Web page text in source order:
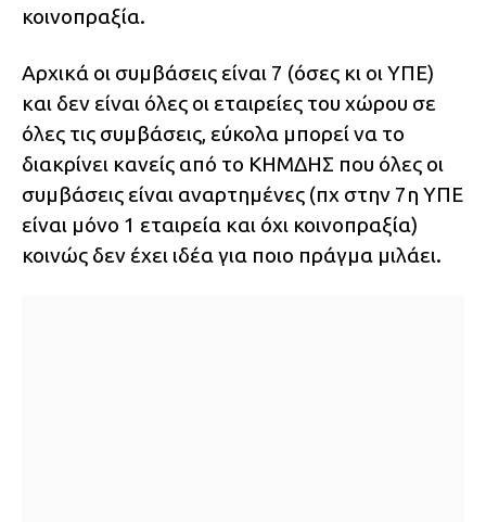
κοινοπραξία.
Αρχικά οι συμβάσεις είναι 7 (όσες κι οι ΥΠΕ)
και δεν είναι όλες οι εταιρείες του χώρου σε
όλες τις συμβάσεις, εύκολα μπορεί να το
διακρίνει κανείς από το ΚΗΜΔΗΣ που όλες οι
συμβάσεις είναι αναρτημένες (πχ στην 7η ΥΠΕ
είναι μόνο 1 εταιρεία και όχι κοινοπραξία)
κοινώς δεν έχει ιδέα για ποιο πράγμα μιλάει.